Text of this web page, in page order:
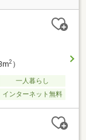
2）
一人暮らし
インターネット無料